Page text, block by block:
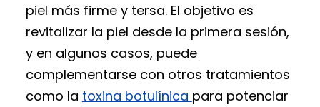
piel más firme y tersa. El objetivo es
revitalizar la piel desde la primera sesión,
y en algunos casos, puede
complementarse con otros tratamientos
como la toxina botulínica para potenciar